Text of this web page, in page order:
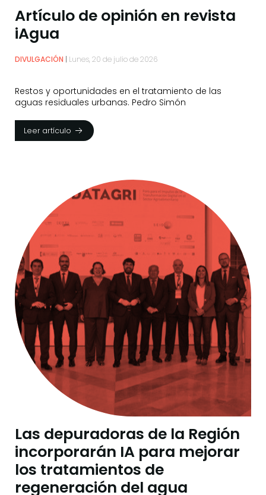
Artículo de opinión en revista
iAgua
DIVULGACIÓN Lunes, 20 de julio de 2026
Restos y oportunidades en el tratamiento de las
aguas residuales urbanas. Pedro Simón
Leer artículo
Las depuradoras de la Región
incorporarán IA para mejorar
los tratamientos de
regeneración del agua